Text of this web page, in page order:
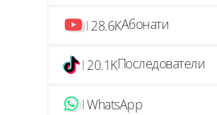
28.6KАбонати
20.1KПоследователи
WhatsApp